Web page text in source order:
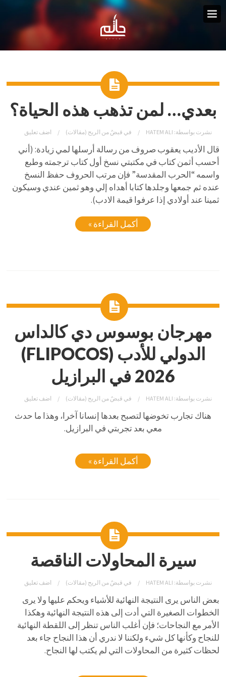
بعدي… لمن تذهب هذه الحياة؟
نشرت بواسطة: HATEM ALI في قبضٌ من الريح (مقالات) اضف تعليق
قال الأديب يعقوب صروف من رسالة أرسلها لمي زيادة: (أني
أحسب أثمن كتاب في مكتبتي نسخ أول كتاب ترجمته وطبع
واسمه “الحرب المقدسة” فإن مرتب الحروف حفظ النسخ
عنده ثم جمعها وجلدها كتابا أهداه إلي وهو ثمين عندي وسيكون
ثمينا عند أولادي إذا عرفوا قيمة الادب).
أكمل القراءة »
مهرجان بوسوس دي كالداس
الدولي للأدب (FLIPOCOS)
2026 في البرازيل
نشرت بواسطة: HATEM ALI في قبضٌ من الريح (مقالات) اضف تعليق
هناك تجارب تخوضها لتصبح بعدها إنسانا آخرا، وهذا ما حدث
معي بعد تجربتي في البرازيل.
أكمل القراءة »
سيرة المحاولات الناقصة
نشرت بواسطة: HATEM ALI في قبضٌ من الريح (مقالات) اضف تعليق
بعض الناس يرى النتيجة النهائية للأشياء ويحكم عليها ولا يرى
الخطوات الصغيرة التي أدت إلى هذه النتيجة النهائية وهكذا
الأمر مع النجاحات؛ فإن أغلب الناس تنظر إلى اللقطة النهائية
للنجاح وكأنها كل شيء ولكننا لا ندري أن هذا النجاح جاء بعد
لحظات كثيرة من المحاولات التي لم يكتب لها النجاح.